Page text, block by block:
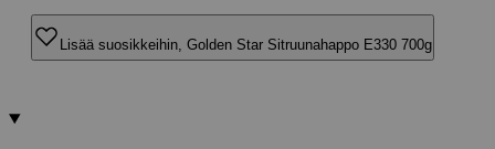
Lisää suosikkeihin, Golden Star Sitruunahappo E330 700g